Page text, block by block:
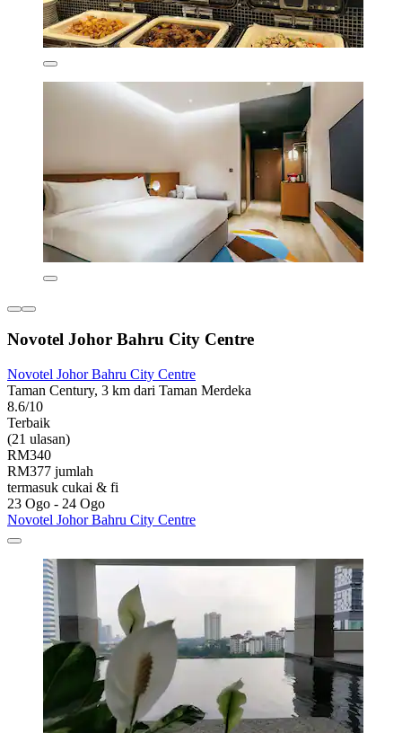
Novotel Johor Bahru City Centre
Novotel Johor Bahru City Centre
Taman Century, 3 km dari Taman Merdeka
8.6/10
Terbaik
(21 ulasan)
RM340
RM377 jumlah
termasuk cukai & fi
23 Ogo - 24 Ogo
Novotel Johor Bahru City Centre